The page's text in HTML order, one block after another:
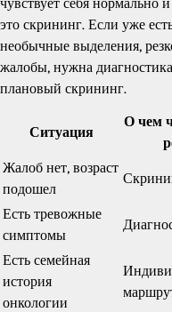
это скрининг. Если уже
необычные выделения,
жалобы, нужна
плановый скрининг.
Ситуация
О чем
Жалоб нет, возраст
подошел
Есть тревожные
симптомы
Есть семейная
история
онкологии